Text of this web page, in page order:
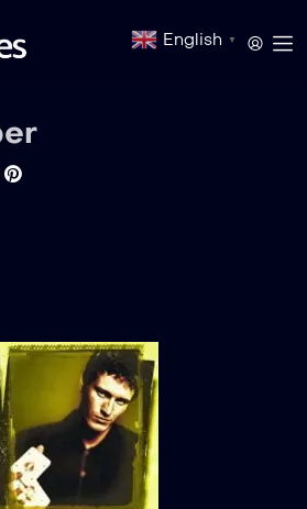
English ▼